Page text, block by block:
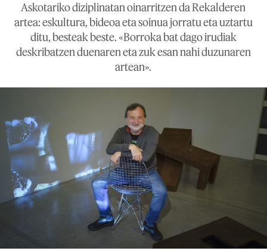
Askotariko diziplinatan oinarritzen da Rekalderen
artea: eskultura, bideoa eta soinua jorratu eta uztartu
ditu, besteak beste. «Borroka bat dago irudiak
deskribatzen duenaren eta zuk esan nahi duzunaren
artean».